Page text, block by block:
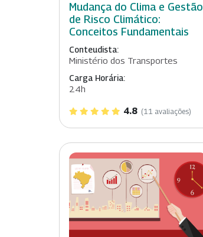
Mudança do Clima e Gestão
de Risco Climático:
Conceitos Fundamentais
Conteudista:
Ministério dos Transportes
Carga Horária:
24h
4.8 (11 avaliações)